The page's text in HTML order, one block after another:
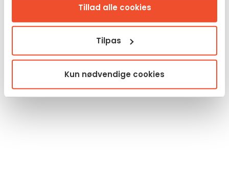
Tillad alle cookies
Tilpas
Kun nødvendige cookies